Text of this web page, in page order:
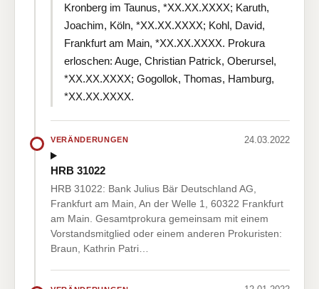
Kronberg im Taunus, *XX.XX.XXXX; Karuth,
Joachim, Köln, *XX.XX.XXXX; Kohl, David,
Frankfurt am Main, *XX.XX.XXXX. Prokura
erloschen: Auge, Christian Patrick, Oberursel,
*XX.XX.XXXX; Gogollok, Thomas, Hamburg,
*XX.XX.XXXX.
VERÄNDERUNGEN 24.03.2022
HRB 31022
HRB 31022: Bank Julius Bär Deutschland AG,
Frankfurt am Main, An der Welle 1, 60322 Frankfurt
am Main. Gesamtprokura gemeinsam mit einem
Vorstandsmitglied oder einem anderen Prokuristen:
Braun, Kathrin Patri…